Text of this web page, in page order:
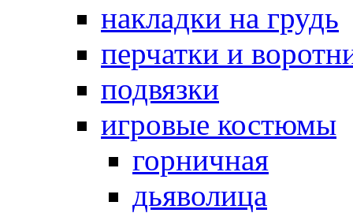
накладки на грудь
перчатки и
подвязки
игровые костюмы
горничная
дьяволица